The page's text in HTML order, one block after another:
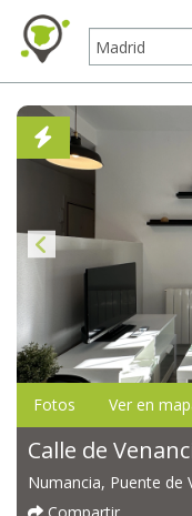
Fotos Ver en
Calle de
Numancia, Puente de